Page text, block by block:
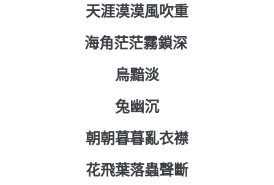
天涯漠漠風吹重
海角茫茫霧鎖深
烏黯淡
兔幽沉
朝朝暮暮亂衣襟
花飛葉落蟲聲斷